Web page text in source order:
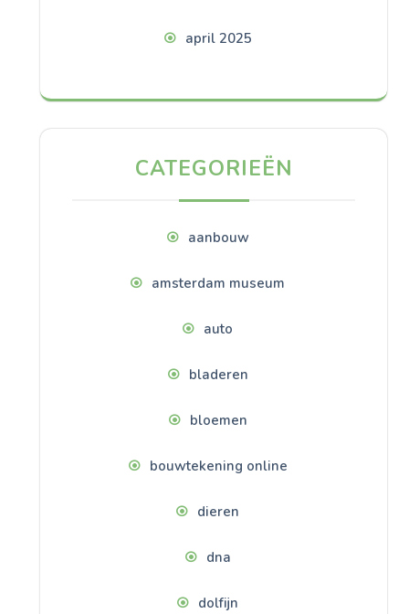
april 2025
CATEGORIEËN
aanbouw
amsterdam museum
auto
bladeren
bloemen
bouwtekening online
dieren
dna
dolfijn